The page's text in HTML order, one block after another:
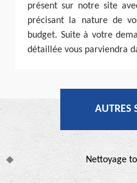
présent sur notre site
précisant la nature de
budget. Suite à votre
détaillée vous parviendra
AUTRES
Nettoyage